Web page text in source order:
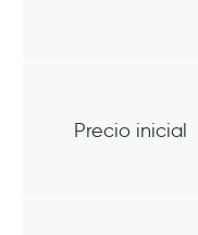
Precio inicial